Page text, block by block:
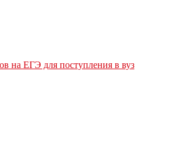
на ЕГЭ для поступления в вуз